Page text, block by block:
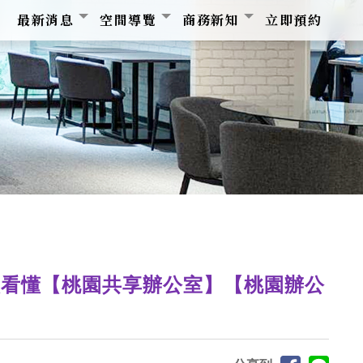
最新消息 空間導覽 商務新知 立即預約
懂【桃園共享辦公室】【桃園辦公